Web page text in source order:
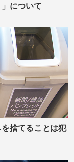
について
捨てることは犯